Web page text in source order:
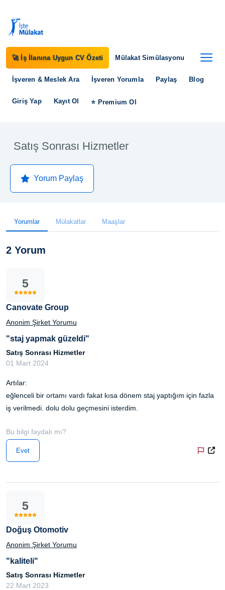
🚀 İş İlanına Uygun CV Özeti Mülakat Simülasyonu
İşveren & Meslek Ara İşveren Yorumla Paylaş Blog
Giriş Yap Kayıt Ol ⭐ Premium Ol
Satış Sonrası Hizmetler
Yorum Paylaş
Yorumlar Mülakatlar Maaşlar
2 Yorum
5
Canovate Group
Anonim Şirket Yorumu
"staj yapmak güzeldi"
Satış Sonrası Hizmetler
01 Mart 2024
Artılar:
eğlenceli bir ortamı vardı fakat kısa dönem staj yaptığım için fazla
iş verilmedi. dolu dolu geçmesini isterdim.
Bu bilgi faydalı mı?
Evet
5
Doğuş Otomotiv
Anonim Şirket Yorumu
"kaliteli"
Satış Sonrası Hizmetler
22 Mart 2023